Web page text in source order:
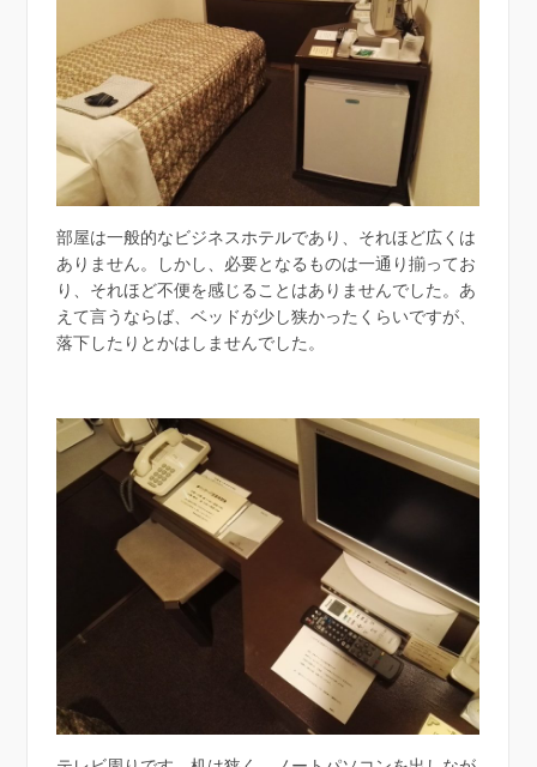
部屋は一般的なビジネスホテルであり、それほど広くは
ありません。しかし、必要となるものは一通り揃ってお
り、それほど不便を感じることはありませんでした。あ
えて言うならば、ベッドが少し狭かったくらいですが、
落下したりとかはしませんでした。